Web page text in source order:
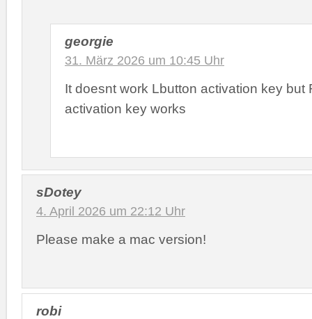
georgie
31. März 2026 um 10:45 Uhr
It doesnt work Lbutton activation key but
activation key works
sDotey
4. April 2026 um 22:12 Uhr
Please make a mac version!
robi